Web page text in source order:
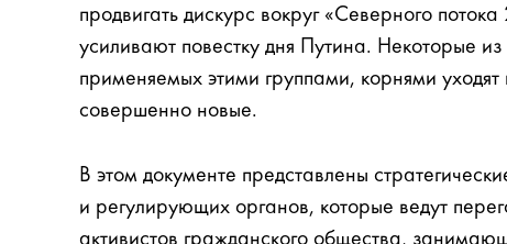
продвигать дискурс вокруг «Северного
усиливают повестку дня Путина. Некоторые
применяемых этими группами, корнями
совершенно новые.
В этом документе представлены
и регулирующих органов, которые ведут
активистов гражданского общества,